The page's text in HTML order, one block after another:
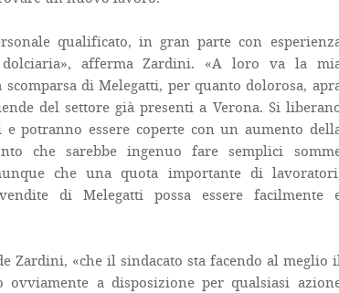
qualificato, in gran parte con
dolciaria», afferma Zardini. «A loro va la
di Melegatti, per quanto dolorosa,
del settore già presenti a Verona. Si
potranno essere coperte con un aumento
che sarebbe ingenuo fare semplici
che una quota importante di
di Melegatti possa essere facilmente
Zardini, «che il sindacato sta facendo al meglio
a disposizione per qualsiasi